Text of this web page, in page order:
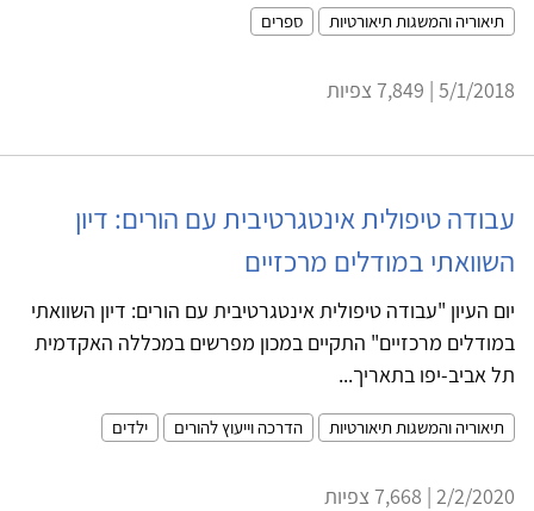
תיאוריה והמשגות תיאורטיות ספרים
5/1/2018 | 7,849 צפיות
עבודה טיפולית אינטגרטיבית עם הורים: דיון
השוואתי במודלים מרכזיים
יום העיון "עבודה טיפולית אינטגרטיבית עם הורים: דיון השוואתי
במודלים מרכזיים" התקיים במכון מפרשים במכללה האקדמית
תל אביב-יפו בתאריך...
תיאוריה והמשגות תיאורטיות הדרכה וייעוץ להורים ילדים
2/2/2020 | 7,668 צפיות